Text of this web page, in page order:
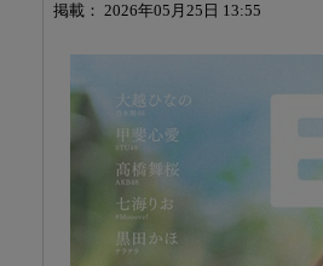
掲載： 2026年05月25日 13:55